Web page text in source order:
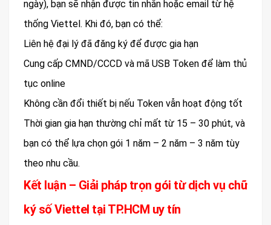
ngày), bạn sẽ nhận được tin nhắn hoặc email từ hệ
thống Viettel. Khi đó, bạn có thể:
Liên hệ đại lý đã đăng ký để được gia hạn
Cung cấp CMND/CCCD và mã USB Token để làm thủ
tục online
Không cần đổi thiết bị nếu Token vẫn hoạt động tốt
Thời gian gia hạn thường chỉ mất từ 15 – 30 phút, và
bạn có thể lựa chọn gói 1 năm – 2 năm – 3 năm tùy
theo nhu cầu.
Kết luận – Giải pháp trọn gói từ dịch vụ chữ
ký số Viettel tại TP.HCM uy tín